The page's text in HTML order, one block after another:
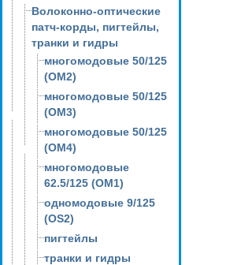
Волоконно-оптические
патч-корды, пигтейлы,
транки и гидры
многомодовые 50/125
(OM2)
многомодовые 50/125
(OM3)
многомодовые 50/125
(OM4)
многомодовые
62.5/125 (OM1)
одномодовые 9/125
(OS2)
пигтейлы
транки и гидры